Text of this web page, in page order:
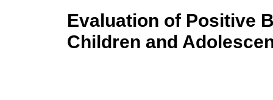
Evaluation of Positive
Children and